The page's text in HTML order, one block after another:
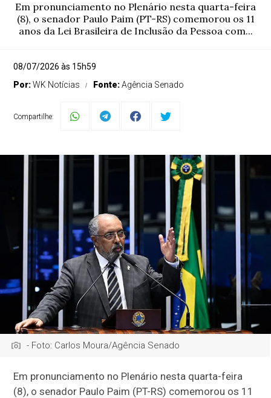
Em pronunciamento no Plenário nesta quarta-feira
(8), o senador Paulo Paim (PT-RS) comemorou os 11
anos da Lei Brasileira de Inclusão da Pessoa com...
08/07/2026 às 15h59
Por:WK Notícias Fonte:Agência Senado
Compartilhe:
- Foto: Carlos Moura/Agência Senado
Em pronunciamento no Plenário nesta quarta-feira
(8), o senador Paulo Paim (PT-RS) comemorou os 11